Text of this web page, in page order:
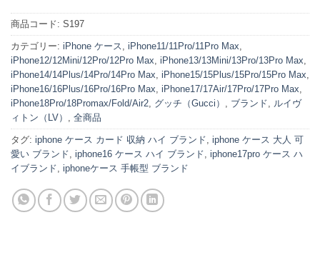
商品コード: S197
カテゴリー: iPhone ケース, iPhone11/11Pro/11Pro Max,
iPhone12/12Mini/12Pro/12Pro Max, iPhone13/13Mini/13Pro/13Pro Max,
iPhone14/14Plus/14Pro/14Pro Max, iPhone15/15Plus/15Pro/15Pro Max,
iPhone16/16Plus/16Pro/16Pro Max, iPhone17/17Air/17Pro/17Pro Max,
iPhone18Pro/18Promax/Fold/Air2, グッチ（Gucci） , ブランド, ルイヴ
ィトン（LV） , 全商品
タグ: iphone ケース カード 収納 ハイ ブランド, iphone ケース 大人 可
愛い ブランド, iphone16 ケース ハイ ブランド, iphone17pro ケース ハ
イブランド, iphoneケース 手帳型 ブランド